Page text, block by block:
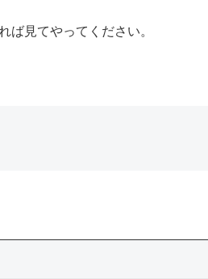
ば見てやってください。